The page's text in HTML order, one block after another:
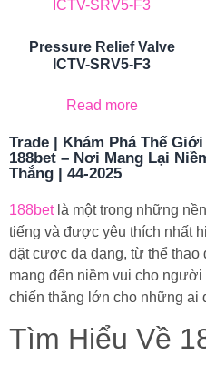
Pressure Relief Valve
ICTV-SRV5-F3
Read more
Trade | Khám Phá Thế
188bet – Nơi Mang Lại
Thắng | 44-2025
188betlà một trong những
tiếng và được yêu thích nhất
đặt cược đa dạng, từ thể thao
mang đến niềm vui cho
chiến thắng lớn cho những ai
Tìm Hiểu Về